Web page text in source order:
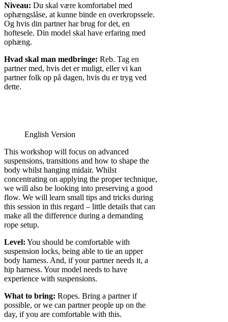
Niveau: Du skal være komfortabel med
ophængslåse, at kunne binde en overkropssele.
Og hvis din partner har brug for det, en
hoftesele. Din model skal have erfaring med
ophæng.
Hvad skal man medbringe: Reb. Tag en
partner med, hvis det er muligt, eller vi kan
partner folk op på dagen, hvis du er tryg ved
dette.
English Version
This workshop will focus on advanced
suspensions, transitions and how to shape the
body whilst hanging midair. Whilst
concentrating on applying the proper technique,
we will also be looking into preserving a good
flow. We will learn small tips and tricks during
this session in this regard – little details that can
make all the difference during a demanding
rope setup.
Level: You should be comfortable with
suspension locks, being able to tie an upper
body harness. And, if your partner needs it, a
hip harness. Your model needs to have
experience with suspensions.
What to bring: Ropes. Bring a partner if
possible, or we can partner people up on the
day, if you are comfortable with this.